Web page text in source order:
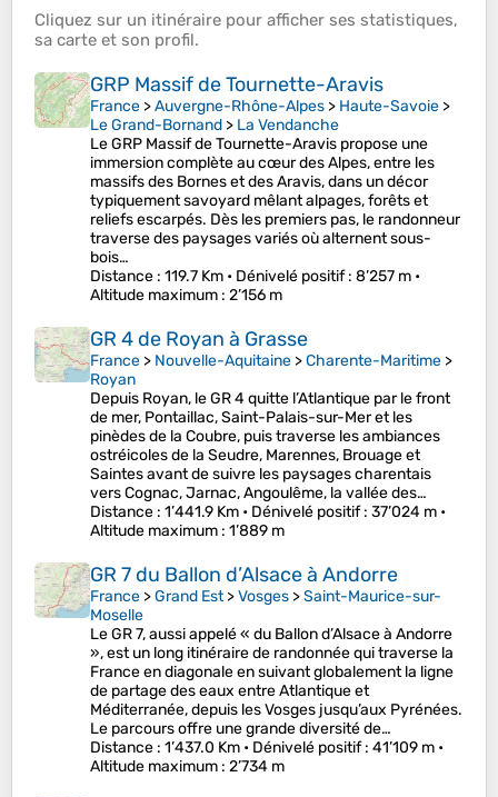
Cliquez sur un itinéraire pour afficher ses statistiques,
sa carte et son profil.
GRP Massif de Tournette-Aravis
France >Auvergne-Rhône-Alpes > Haute-Savoie >
Le Grand-Bornand > La Vendanche
Le GRP Massif de Tournette-Aravis propose une
immersion complète au cœur des Alpes, entre les
massifs des Bornes et des Aravis, dans un décor
typiquement savoyard mêlant alpages, forêts et
reliefs escarpés. Dès les premiers pas, le randonneur
traverse des paysages variés où alternent sous-
bois…
Distance : 119.7 Km • Dénivelé positif: 8’257 m •
Altitude maximum : 2’156 m
GR 4 de Royan à Grasse
France > Nouvelle-Aquitaine >Charente-Maritime >
Royan
Depuis Royan, le GR 4 quitte l’Atlantique par le front
de mer, Pontaillac, Saint-Palais-sur-Mer et les
pinèdes de la Coubre, puis traverse les ambiances
ostréicoles de la Seudre, Marennes, Brouage et
Saintes avant de suivre les paysages charentais
vers Cognac, Jarnac, Angoulême, la vallée des…
Distance : 1’441.9 Km • Dénivelé positif: 37’024 m •
Altitude maximum : 1’889 m
GR 7 du Ballon d’Alsace à Andorre
France >Grand Est>Vosges >Saint-Maurice-sur-
Moselle
Le GR 7, aussi appelé « du Ballon d’Alsace à Andorre
», est un long itinéraire de randonnée qui traverse la
France en diagonale en suivant globalement la ligne
de partage des eaux entre Atlantique et
Méditerranée, depuis les Vosges jusqu’aux Pyrénées.
Le parcours offre une grande diversité de…
Distance : 1’437.0 Km • Dénivelé positif: 41’109 m •
Altitude maximum : 2’734 m